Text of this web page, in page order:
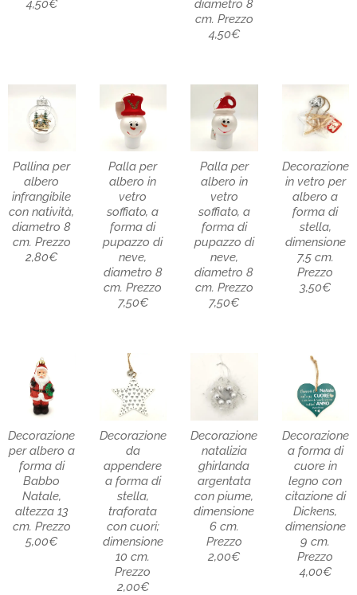
4,50€
diametro 8
cm. Prezzo
4,50€
Pallina per
albero
infrangibile
con natività,
diametro 8
cm. Prezzo
2,80€
Palla per
albero in
vetro
soffiato, a
forma di
pupazzo di
neve,
diametro 8
cm. Prezzo
7,50€
Palla per
albero in
vetro
soffiato, a
forma di
pupazzo di
neve,
diametro 8
cm. Prezzo
7,50€
Decorazione
in vetro per
albero a
forma di
stella,
dimensione
7,5 cm.
Prezzo
3,50€
Decorazione
per albero a
forma di
Babbo
Natale,
altezza 13
cm. Prezzo
5,00€
Decorazione
da
appendere
a forma di
stella,
traforata
con cuori;
dimensione
10 cm.
Prezzo
2,00€
Decorazione
natalizia
ghirlanda
argentata
con piume,
dimensione
6 cm.
Prezzo
2,00€
Decorazione
a forma di
cuore in
legno con
citazione di
Dickens,
dimensione
9 cm.
Prezzo
4,00€